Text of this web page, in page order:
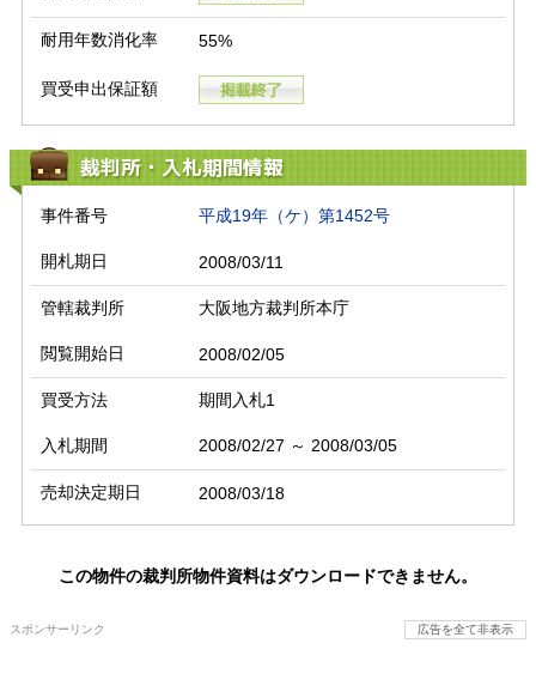
耐用年数消化率 55%
買受申出保証額
裁判所・入札期間情報
事件番号 平成19年（ケ）第1452号
開札期日 2008/03/11
管轄裁判所 大阪地方裁判所本庁
閲覧開始日 2008/02/05
買受方法 期間入札1
入札期間 2008/02/27 ～ 2008/03/05
売却決定期日 2008/03/18
この物件の裁判所物件資料はダウンロードできません。
スポンサーリンク 広告を全て非表示